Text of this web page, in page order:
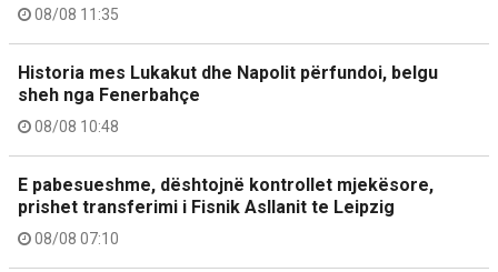
08/08 11:35
Historia mes Lukakut dhe Napolit përfundoi, belgu
sheh nga Fenerbahçe
08/08 10:48
E pabesueshme, dështojnë kontrollet mjekësore,
prishet transferimi i Fisnik Asllanit te Leipzig
08/08 07:10